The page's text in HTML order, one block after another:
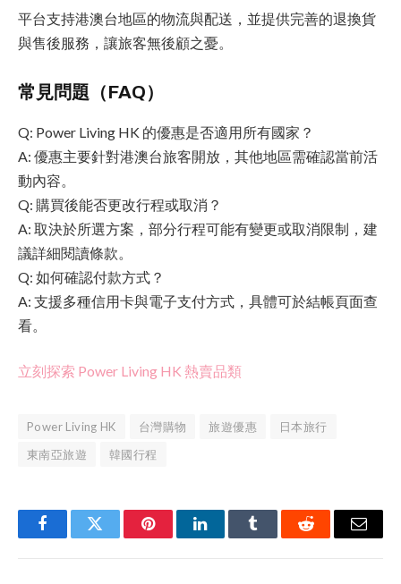
平台支持港澳台地區的物流與配送，並提供完善的退換貨
與售後服務，讓旅客無後顧之憂。
常見問題（FAQ）
Q: Power Living HK 的優惠是否適用所有國家？
A: 優惠主要針對港澳台旅客開放，其他地區需確認當前活
動內容。
Q: 購買後能否更改行程或取消？
A: 取決於所選方案，部分行程可能有變更或取消限制，建
議詳細閱讀條款。
Q: 如何確認付款方式？
A: 支援多種信用卡與電子支付方式，具體可於結帳頁面查
看。
立刻探索 Power Living HK 熱賣品類
Power Living HK 台灣購物 旅遊優惠
日本旅行
東南亞旅遊
韓國行程
FacebookTwitter PinterestLinkedInTumblr Reddit Email